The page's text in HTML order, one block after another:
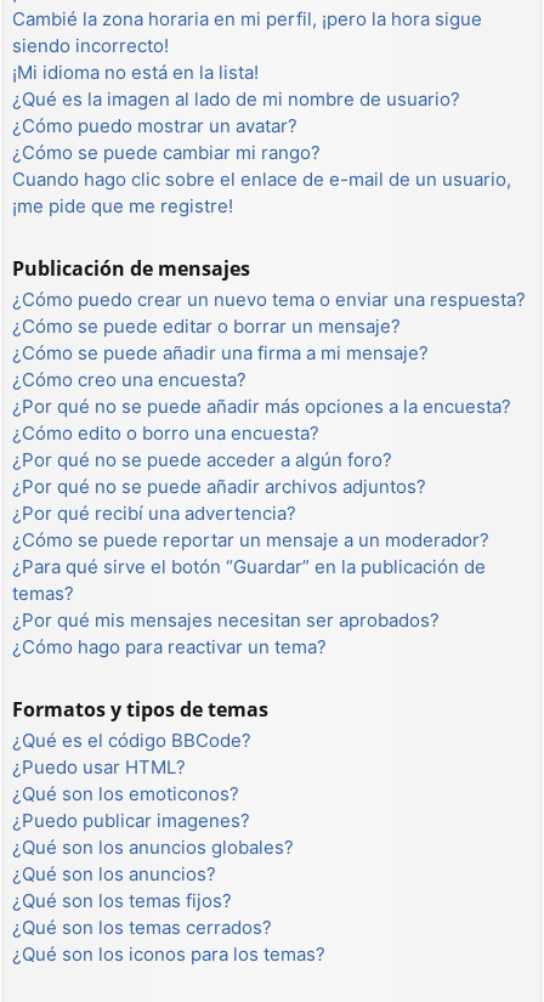
Cambié la zona horaria en mi perfil, ¡pero la hora sigue
siendo incorrecto!
¡Mi idioma no está en la lista!
¿Qué es la imagen al lado de mi nombre de usuario?
¿Cómo puedo mostrar un avatar?
¿Cómo se puede cambiar mi rango?
Cuando hago clic sobre el enlace de e-mail de un usuario,
¡me pide que me registre!
Publicación de mensajes
¿Cómo puedo crear un nuevo tema o enviar una respuesta?
¿Cómo se puede editar o borrar un mensaje?
¿Cómo se puede añadir una firma a mi mensaje?
¿Cómo creo una encuesta?
¿Por qué no se puede añadir más opciones a la encuesta?
¿Cómo edito o borro una encuesta?
¿Por qué no se puede acceder a algún foro?
¿Por qué no se puede añadir archivos adjuntos?
¿Por qué recibí una advertencia?
¿Cómo se puede reportar un mensaje a un moderador?
¿Para qué sirve el botón “Guardar” en la publicación de
temas?
¿Por qué mis mensajes necesitan ser aprobados?
¿Cómo hago para reactivar un tema?
Formatos y tipos de temas
¿Qué es el código BBCode?
¿Puedo usar HTML?
¿Qué son los emoticonos?
¿Puedo publicar imagenes?
¿Qué son los anuncios globales?
¿Qué son los anuncios?
¿Qué son los temas fijos?
¿Qué son los temas cerrados?
¿Qué son los iconos para los temas?